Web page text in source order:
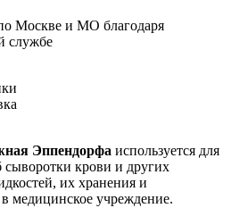
Москве и МО благодаря
службе
Эппендорфа используется для
сыворотки крови и других
их хранения и
медицинское учреждение.